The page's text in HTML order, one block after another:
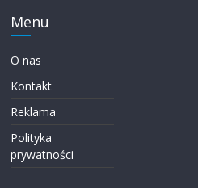
Menu
O nas
Kontakt
Reklama
Polityka
prywatności